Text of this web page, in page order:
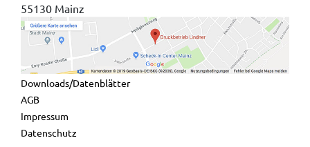
55130 Mainz
Downloads/Datenblätter
AGB
Impressum
Datenschutz